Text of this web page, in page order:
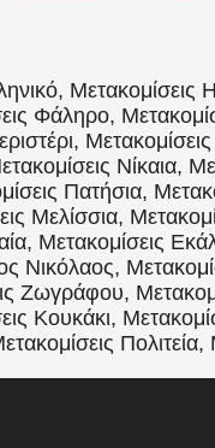
Μετακομίσεις
Φάληρο,
Νίκαια,
Πατήσια,
Μελίσσια,
Μετακομίσεις
Νικόλαος,
Ζωγράφου,
Κουκάκι,